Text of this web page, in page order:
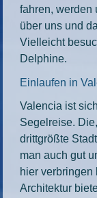
fahren, werden
über uns und
Vielleicht
Delphine.
Einlaufen in
Valencia ist
Segelreise.
drittgrößte
man auch gut
hier verbringen
Architektur